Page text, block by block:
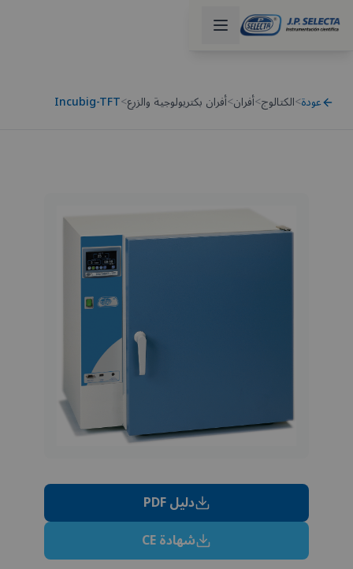
عودة>الكتالوج>أفران>أفران بكتريولوجية والزرع>
Incubig-TFT
دليل PDF
شهادة CE